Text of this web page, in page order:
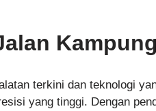
terkini dan teknologi
yang tinggi. Dengan